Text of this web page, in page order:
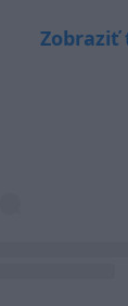
Zobraziť